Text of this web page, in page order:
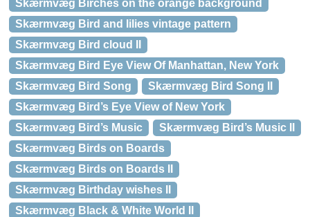
Skærmvæg Birches on the orange background
Skærmvæg Bird and lilies vintage pattern
Skærmvæg Bird cloud II
Skærmvæg Bird Eye View Of Manhattan, New York
Skærmvæg Bird Song
Skærmvæg Bird Song II
Skærmvæg Bird’s Eye View of New York
Skærmvæg Bird’s Music
Skærmvæg Bird’s Music II
Skærmvæg Birds on Boards
Skærmvæg Birds on Boards II
Skærmvæg Birthday wishes II
Skærmvæg Black & White World II